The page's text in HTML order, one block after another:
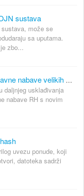
sustava
može se
sa uputama.
zbo...
Novi princip objavljivanja objava javne nabave velikih vrijednosti od 1. listopada 2016.
daljnjeg usklađivanja
nabave RH s novim
uvezu ponude, koji
datoteka sadrži